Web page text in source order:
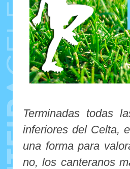
Terminadas todas
inferiores del Celta,
una forma para
no, los canteranos